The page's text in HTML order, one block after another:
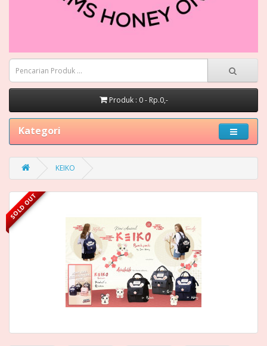
Produk : 0 - Rp.0,-
Kategori
KEIKO
SOLD OUT